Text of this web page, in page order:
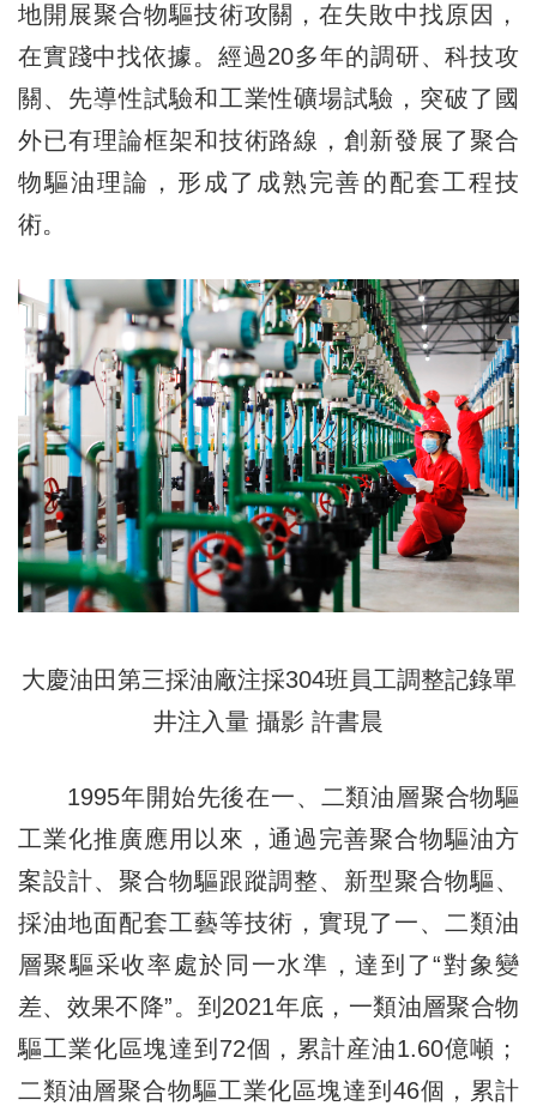
地開展聚合物驅技術攻關，在失敗中找原因，
在實踐中找依據。經過20多年的調研、科技攻
關、先導性試驗和工業性礦場試驗，突破了國
外已有理論框架和技術路線，創新發展了聚合
物驅油理論，形成了成熟完善的配套工程技
術。
大慶油田第三採油廠注採304班員工調整記錄單
井注入量 攝影 許書晨
1995年開始先後在一、二類油層聚合物驅
工業化推廣應用以來，通過完善聚合物驅油方
案設計、聚合物驅跟蹤調整、新型聚合物驅、
採油地面配套工藝等技術，實現了一、二類油
層聚驅采收率處於同一水準，達到了“對象變
差、效果不降”。到2021年底，一類油層聚合物
驅工業化區塊達到72個，累計産油1.60億噸；
二類油層聚合物驅工業化區塊達到46個，累計